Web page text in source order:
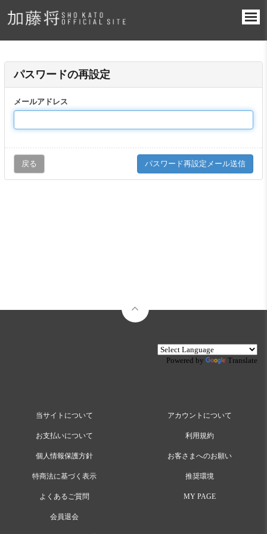
パスワードの再設定
メールアドレス
戻る
Powered by Translate
当サイトについて アカウントについて
お支払いについて 利用規約
個人情報保護方針 お客さまへのお願い
特商法に基づく表示 推奨環境
よくあるご質問 MY PAGE
会員退会